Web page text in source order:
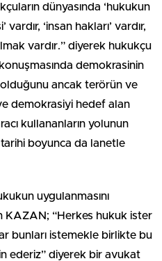
dünyasında ‘hukukun
vardır, ‘insan hakları’ vardır,
vardır.” diyerek hukukçu
demokrasinin
ancak terörün ve
demokrasiyi hedef alan
kullananların yolunun
tarihi boyunca da lanetle
uygulanmasını
KAZAN; “Herkes hukuk ister
bunları istemekle birlikte bu
ederiz” diyerek bir avukat